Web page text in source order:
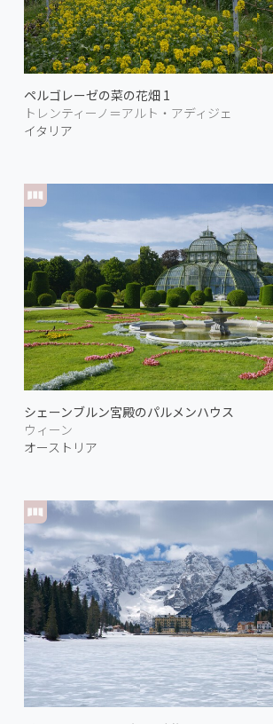
ペルゴレーゼの菜の花畑 1
トレンティーノ＝アルト・アディジェ
イタリア
シェーンブルン宮殿のパルメンハウス
ウィーン
オーストリア